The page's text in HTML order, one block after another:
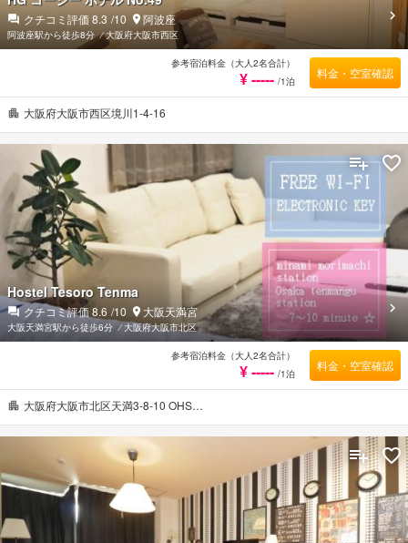
大阪府大阪市西区境川1-4-16
クチコミ評価 8.3 /10 阿波座
阿波座駅から徒歩8分 ⁄大阪府大阪市西区
参考宿泊料金（大人2名合計）
¥ ----- /1泊
料金・空室確認
大阪府大阪市北区天満3-8-10 OHS…
Hostel Tesoro Tenma
クチコミ評価 8.6 /10 大阪天満宮
大阪天満宮駅から徒歩6分 ⁄大阪府大阪市北区
参考宿泊料金（大人2名合計）
¥ ----- /1泊
料金・空室確認